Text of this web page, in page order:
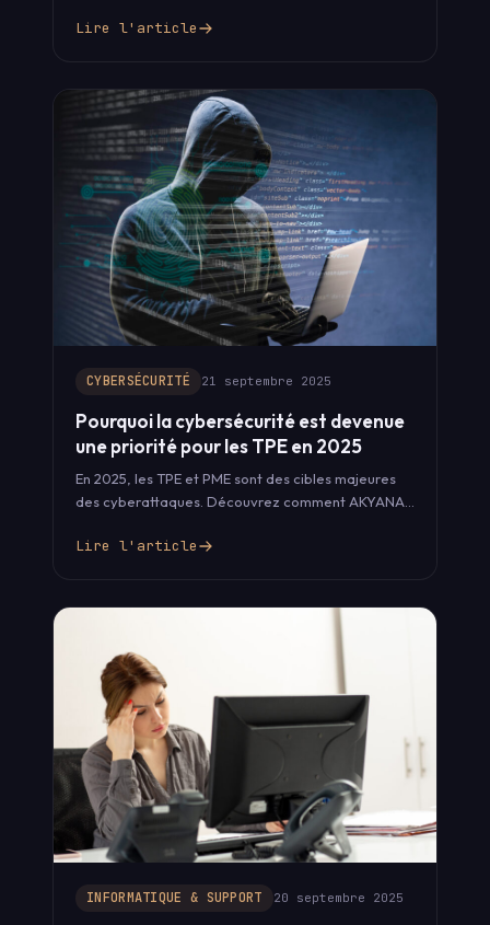
Lire l'article
CYBERSÉCURITÉ 21 septembre 2025
Pourquoi la cybersécurité est devenue
une priorité pour les TPE en 2025
En 2025, les TPE et PME sont des cibles majeures
des cyberattaques. Découvrez comment AKYANA
Lire l'article
INFORMATIQUE & SUPPORT 20 septembre 2025